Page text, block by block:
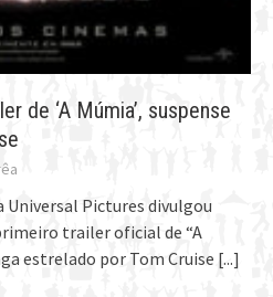
de ‘A Múmia’, suspense
Pictures divulgou
trailer oficial de “A
estrelado por Tom Cruise [...]